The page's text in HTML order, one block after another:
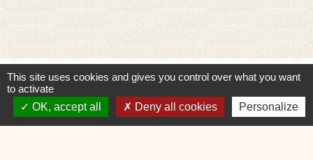
Contacts
Commune de Charvonnex
585, route du Chef-Lieu
74370 Charvonnex - FRANCE
This site uses cookies and gives you control over what you want
to activate
OK, accept all
Deny all cookies Personalize